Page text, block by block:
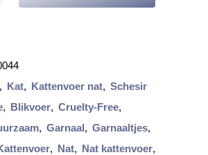
, Kat, Kattenvoer nat, Schesir
, Blikvoer, Cruelty-Free,
, Garnaal, Garnaaltjes,
, Nat, Nat kattenvoer,